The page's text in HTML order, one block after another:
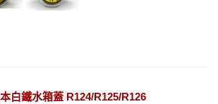
白鐵水箱蓋 R124/R125/R126